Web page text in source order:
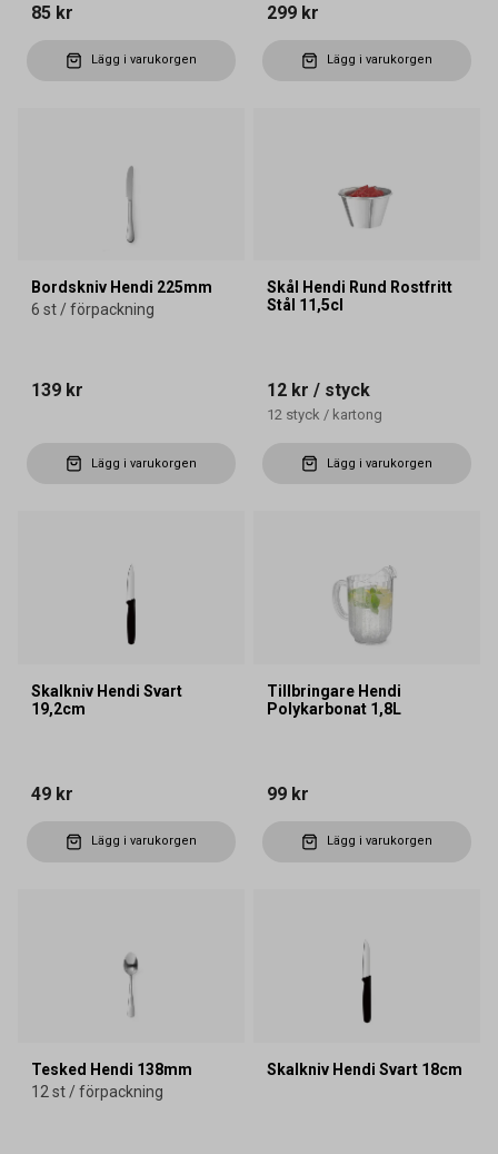
85 kr
Lägg i varukorgen
299 kr
Lägg i varukorgen
Bordskniv Hendi 225mm
6 st / förpackning
139 kr
Lägg i varukorgen
Skål Hendi Rund Rostfritt
Stål 11,5cl
12 kr / styck
12 styck / kartong
Lägg i varukorgen
Skalkniv Hendi Svart
19,2cm
49 kr
Lägg i varukorgen
Tillbringare Hendi
Polykarbonat 1,8L
99 kr
Lägg i varukorgen
Tesked Hendi 138mm
12 st / förpackning
Skalkniv Hendi Svart 18cm